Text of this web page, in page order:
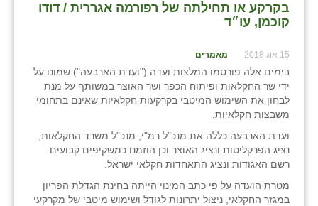
בקרקע או תחילתה של רפורמה אגררית / דודו
קוכמן, עו״ד
15 אוג 2018 מאמרים
בימים אלה פורסמו המלצות ועדה ("ועדת הארבעה") שמונו על
ידי שר החקלאות ופיתוח הכפר ושר האוצר במשותף על מנת
לבחון את השימוש המיטבי בקרקעות חקלאיות שאינם בתחומי
משבצות חקלאיות.
ועדת הארבעה כללה את מנכ"ל רמ"י, מנכ"ל משרד החקלאות,
נציג הפרקליטות ונציג האוצר וכן הוזמנו כמשקיפים קבועים
רשם האגודות ונציג התאחדות חקלאי ישראל.
מטרת הועדה על פי כתב המינוי הייתה בחינת הגדלת הפריון
במגזר החקלאי, ניצול יתרונות לגודל ושימוש מיטבי של מקרקעי